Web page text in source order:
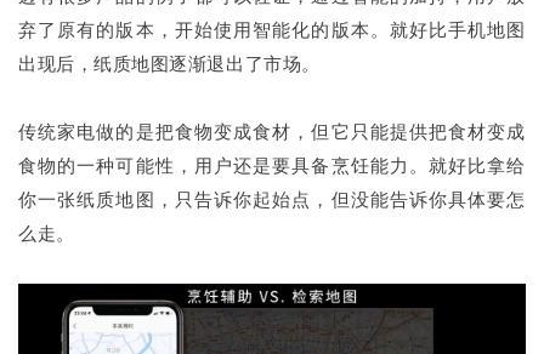
弃了原有的版本，开始使用智能化的版本。就好比手机地图
出现后，纸质地图逐渐退出了市场。
传统家电做的是把食物变成食材，但它只能提供把食材变成
食物的一种可能性，用户还是要具备烹饪能力。就好比拿给
你一张纸质地图，只告诉你起始点，但没能告诉你具体要怎
么走。